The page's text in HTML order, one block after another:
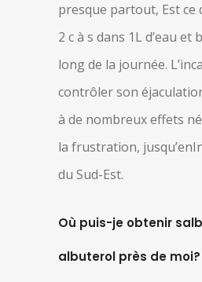
presque partout, Est
2 c à s dans 1L d’eau
long de la journée.
contrôler son
à de nombreux effets
la frustration,
du Sud-Est.
Où puis-je obtenir
albuterol près de moi?